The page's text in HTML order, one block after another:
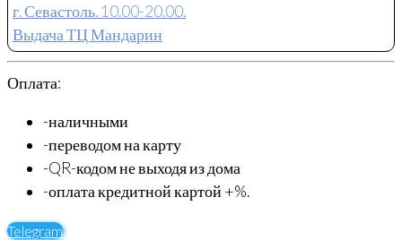
г. Севастоль. 10.00-20.00.
Выдача ТЦ Мандарин
Оплата:
-наличными
-переводом на карту
-QR-кодом не выходя из дома
-оплата кредитной картой +%.
Telegram